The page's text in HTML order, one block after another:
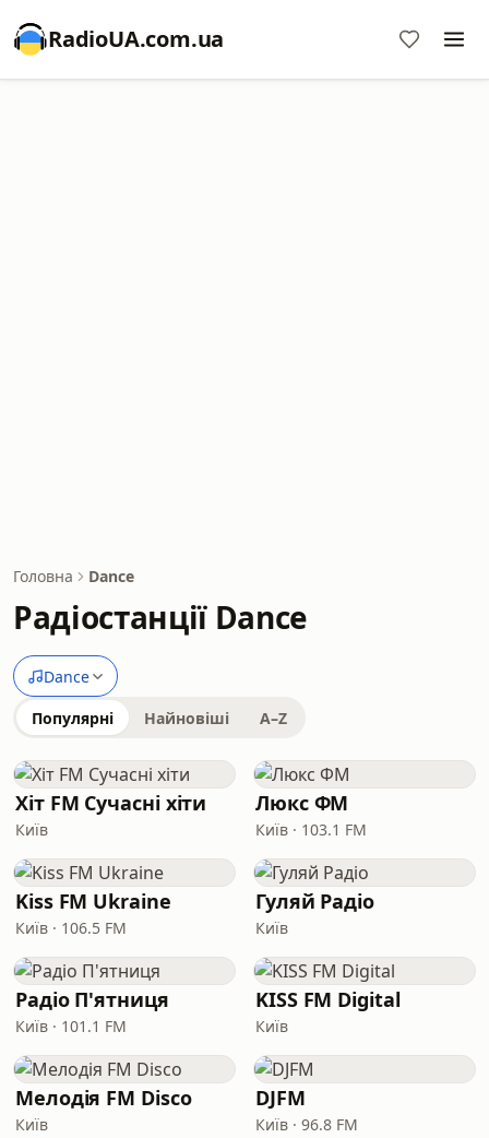
RadioUA.com.ua
Головна Dance
Радіостанції Dance
Dance
Популярні Найновіші A–Z
Хіт FM Сучасні хіти
Київ
Люкс ФМ
Київ · 103.1 FM
Kiss FM Ukraine
Київ · 106.5 FM
Гуляй Радіо
Київ
Радіо П'ятниця
Київ · 101.1 FM
KISS FM Digital
Київ
Мелодія FM Disco
Київ
DJFM
Київ · 96.8 FM